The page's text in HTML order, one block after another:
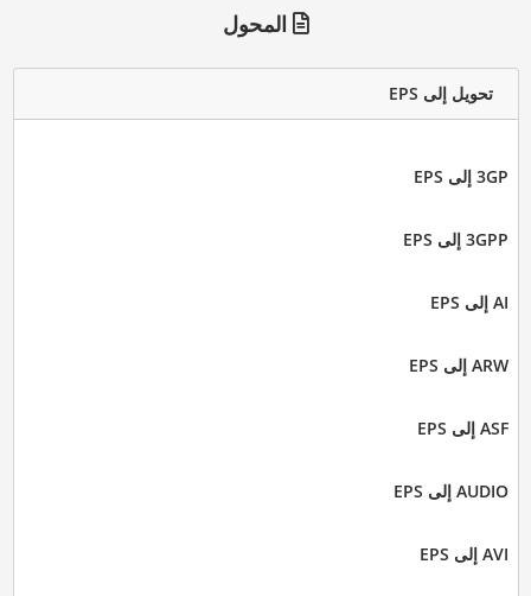
المحول
تحويل إلى EPS
3GP إلى EPS
3GPP إلى EPS
AI إلى EPS
ARW إلى EPS
ASF إلى EPS
AUDIO إلى EPS
AVI إلى EPS